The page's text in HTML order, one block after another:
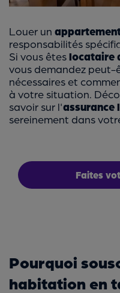
Louer un
responsabilités
Si vous êteslocataire
vous demandez
nécessaires et
à votre situation.
savoir sur l'assurance
sereinement dans
Faites
Pourquoi
habitation en